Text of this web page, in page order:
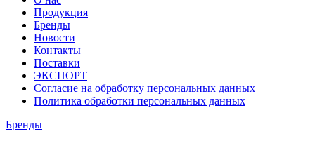
Продукция
Бренды
Новости
Контакты
Поставки
ЭКСПОРТ
Согласие на обработку персональных данных
Политика обработки персональных данных
Бренды